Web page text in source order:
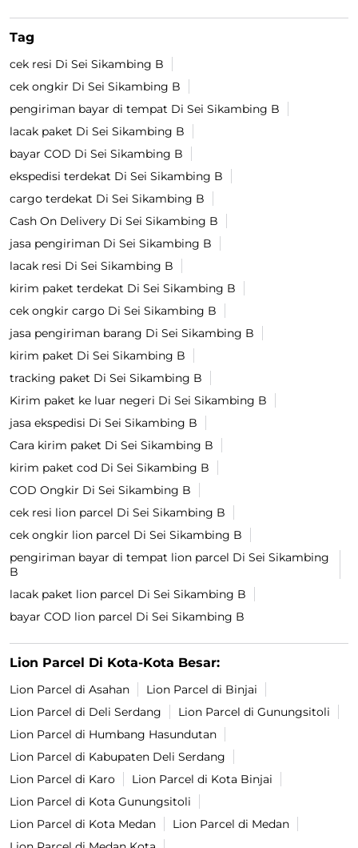
Tag
cek resi Di Sei Sikambing B
cek ongkir Di Sei Sikambing B
pengiriman bayar di tempat Di Sei Sikambing B
lacak paket Di Sei Sikambing B
bayar COD Di Sei Sikambing B
ekspedisi terdekat Di Sei Sikambing B
cargo terdekat Di Sei Sikambing B
Cash On Delivery Di Sei Sikambing B
jasa pengiriman Di Sei Sikambing B
lacak resi Di Sei Sikambing B
kirim paket terdekat Di Sei Sikambing B
cek ongkir cargo Di Sei Sikambing B
jasa pengiriman barang Di Sei Sikambing B
kirim paket Di Sei Sikambing B
tracking paket Di Sei Sikambing B
Kirim paket ke luar negeri Di Sei Sikambing B
jasa ekspedisi Di Sei Sikambing B
Cara kirim paket Di Sei Sikambing B
kirim paket cod Di Sei Sikambing B
COD Ongkir Di Sei Sikambing B
cek resi lion parcel Di Sei Sikambing B
cek ongkir lion parcel Di Sei Sikambing B
pengiriman bayar di tempat lion parcel Di Sei Sikambing
B
lacak paket lion parcel Di Sei Sikambing B
bayar COD lion parcel Di Sei Sikambing B
Lion Parcel Di Kota-Kota Besar:
Lion Parcel di Asahan
Lion Parcel di Binjai
Lion Parcel di Deli Serdang
Lion Parcel di Gunungsitoli
Lion Parcel di Humbang Hasundutan
Lion Parcel di Kabupaten Deli Serdang
Lion Parcel di Karo
Lion Parcel di Kota Binjai
Lion Parcel di Kota Gunungsitoli
Lion Parcel di Kota Medan
Lion Parcel di Medan